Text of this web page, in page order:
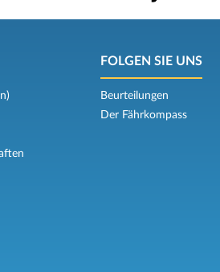
FOLGEN SIE UNS
Beurteilungen
Der Fährkompass